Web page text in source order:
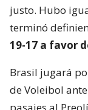
justo. Hubo
terminó
19-17 a favor
Brasil jugará
de Voleibol
pasajes al